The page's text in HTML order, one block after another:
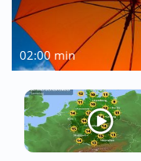
02:00 min